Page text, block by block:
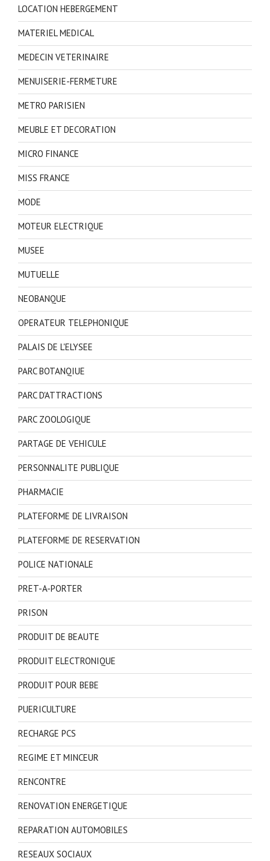
LOCATION HEBERGEMENT
MATERIEL MEDICAL
MEDECIN VETERINAIRE
MENUISERIE-FERMETURE
METRO PARISIEN
MEUBLE ET DECORATION
MICRO FINANCE
MISS FRANCE
MODE
MOTEUR ELECTRIQUE
MUSEE
MUTUELLE
NEOBANQUE
OPERATEUR TELEPHONIQUE
PALAIS DE L'ELYSEE
PARC BOTANQIUE
PARC D'ATTRACTIONS
PARC ZOOLOGIQUE
PARTAGE DE VEHICULE
PERSONNALITE PUBLIQUE
PHARMACIE
PLATEFORME DE LIVRAISON
PLATEFORME DE RESERVATION
POLICE NATIONALE
PRET-A-PORTER
PRISON
PRODUIT DE BEAUTE
PRODUIT ELECTRONIQUE
PRODUIT POUR BEBE
PUERICULTURE
RECHARGE PCS
REGIME ET MINCEUR
RENCONTRE
RENOVATION ENERGETIQUE
REPARATION AUTOMOBILES
RESEAUX SOCIAUX